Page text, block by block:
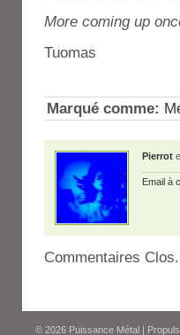
More coming up
Tuomas
Marqué comme:
Pierrot
Email à
Commentaires Clos.
© 2026 Puissance Métal |